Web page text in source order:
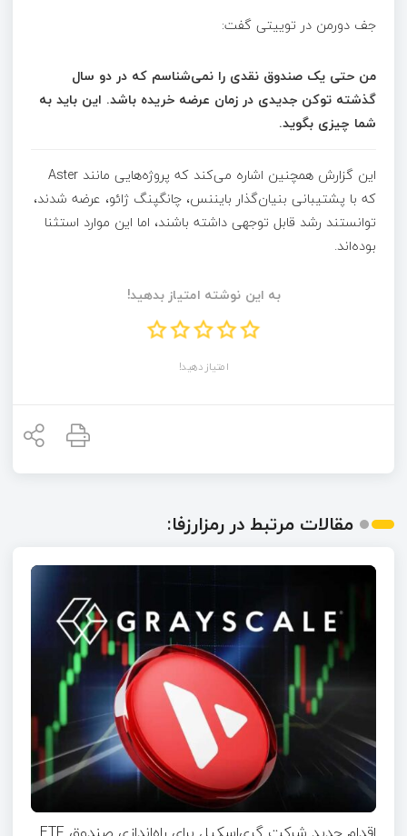
جف دورمن در توییتی گفت:
من حتی یک صندوق نقدی را نمی‌شناسم که در دو سال
گذشته توکن جدیدی در زمان عرضه خریده باشد. این باید به
شما چیزی بگوید.
این گزارش همچنین اشاره می‌کند که پروژه‌هایی مانند Aster
که با پشتیبانی بنیان‌گذار بایننس، چانگپنگ ژائو، عرضه شدند،
توانستند رشد قابل توجهی داشته باشند، اما این موارد استثنا
بوده‌اند.
به این نوشته امتیاز بدهید!
امتیاز دهید!
مقالات مرتبط در رمزارزفا: